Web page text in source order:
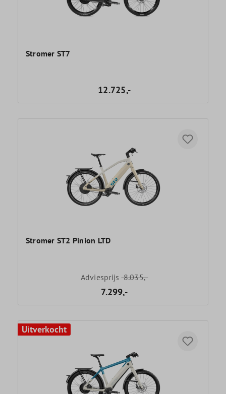
Stromer ST7
12.725,-
Stromer ST2 Pinion LTD
Adviesprijs8.035,-
7.299,-
Uitverkocht